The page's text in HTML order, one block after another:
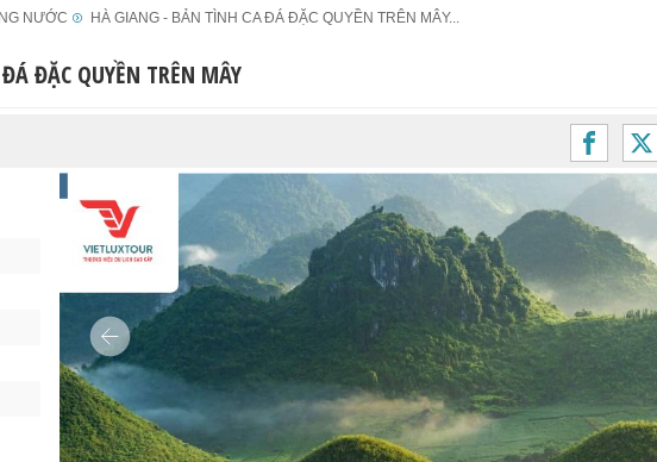
NƯỚC HÀ GIANG - BẢN TÌNH CA ĐÁ ĐẶC QUYỀN TRÊN MÂY...
ĐẶC QUYỀN TRÊN MÂY